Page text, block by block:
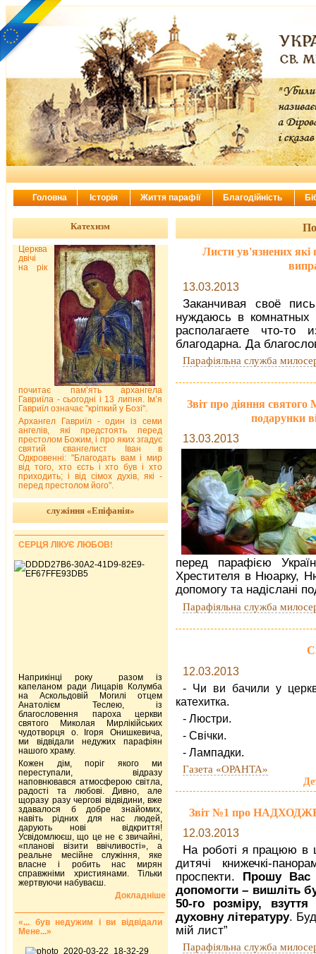
Листи ув'язнених які
13.03.2013
Заканчивая своё
нуждаюсь в
располагаете что-
благодарна. Да
Парафіяльна служба
Звіт про діяння
подарунки
13.03.2013
перед парафією
Хрестителя в Нюарку,
допомогу та надіслані
Парафіяльна служба
12.03.2013
- Чи ви бачили у
катехитка.
- Люстри.
- Свічки.
- Лампадки.
Газета «ОРАНТА»
Звіт №1 про
12.03.2013
На роботі я працюю в
дитячі книжечкі-
проспекти. Прошу Вас
допомогти – вишліть
50-го розміру,
духовну літературу.
мій лист”
Парафіяльна служба
Катехизм
Церква
двічі
на рік
почитає пам’ять архангела
Гавриїла - сьогодні і 13 липня. Ім’я
Гавриїл означає "кріпкий у Бозі".
Архангел Гавриїл - один із семи
ангелів, які предстоять перед
престолом Божим, і про яких згадує
святий євангелист Іван в
Одкровенні: "Благодать вам і мир
від того, хто єсть і хто був і хто
приходить; і від сімох духів, які -
перед престолом його".
служіння «Епіфанія»
СЕРЦЯ ЛІКУЄ ЛЮБОВ!
Наприкінці року разом із
капеланом ради Лицарів Колумба
на Аскольдовій Могилі отцем
Анатолієм Теслею, із
благословення пароха церкви
святого Миколая Мирлікійських
чудотворця о. Ігоря Онишкевича,
ми відвідали недужих парафіян
нашого храму.
Кожен дім, поріг якого ми
переступали, відразу
наповнювався атмосферою світла,
радості та любові. Дивно, але
щоразу разу чергові відвідини, вже
здавалося б добре знайомих,
навіть рідних для нас людей,
дарують нові відкриття!
Усвідомлюєш, що це не є звичайні,
«планові візити ввічливості», а
реальне месійне служіння, яке
власне і робить нас мирян
справжніми християнами. Тільки
жертвуючи набуваєш.
Докладніше
«... був недужим і ви відвідали
Мене...»
Головна Історія Життя парафії Благодійність